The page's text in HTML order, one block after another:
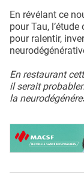
En révélant ce
pour Tau,
pour ralentir,
En restaurant
il serait
la